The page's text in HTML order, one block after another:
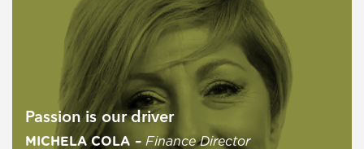
Passion is our driver
MICHELA COLA – Finance Director